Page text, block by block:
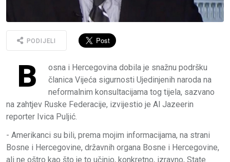
PODIJELI
B
osna i Hercegovina dobila je snažnu podršku
članica Vijeća sigurnosti Ujedinjenih naroda na
neformalnim konsultacijama tog tijela, sazvano
na zahtjev Ruske Federacije, izvijestio je Al Jazeerin
reporter Ivica Puljić.
- Amerikanci su bili, prema mojim informacijama, na strani
Bosne i Hercegovine, državnih organa Bosne i Hercegovine,
ali ne oštro kao što je to učinio, konkretno, izravno, State